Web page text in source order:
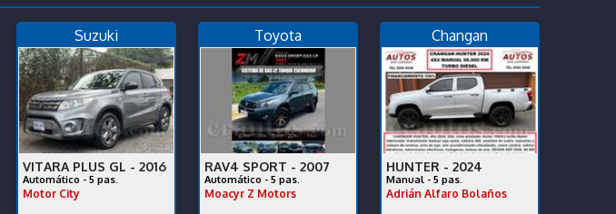
Suzuki
VITARA PLUS GL - 2016
Automático - 5 pas.
Motor City
Toyota
RAV4 SPORT - 2007
Automático - 5 pas.
Moacyr Z Motors
Changan
HUNTER - 2024
Manual - 5 pas.
Adrián Alfaro Bolaños